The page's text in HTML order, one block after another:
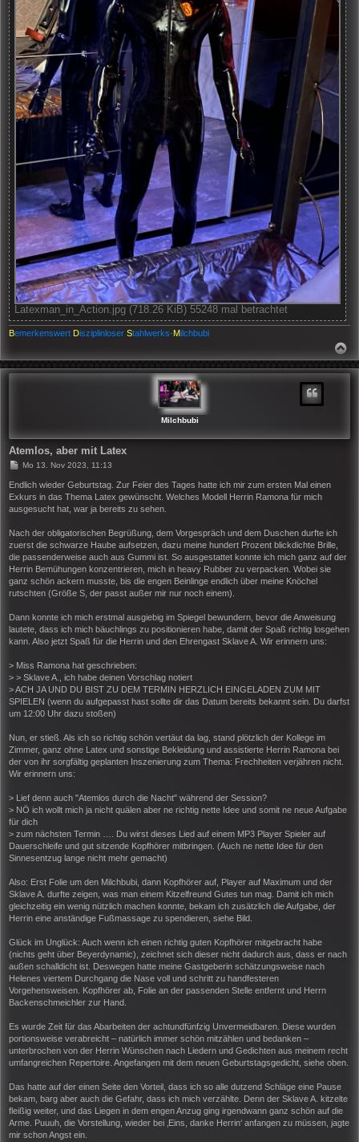
Latexman_in_Action.jpg (718.26 KiB) 55248 mal betrachtet
Bemerkenswert Disziplinloser Stahlwerks-Milchbubi
Milchbubi
Atemlos, aber mit Latex
B
i
t
r
a
Mo 13. Nov 2023, 11:13
Endlich wieder Geburtstag. Zur Feier des Tages hatte ich mir zum ersten Mal einen
Exkurs in das Thema Latex gewünscht. Welches Modell Herrin Ramona für mich
ausgesucht hat, war ja bereits zu sehen.
Nach der obligatorischen Begrüßung, dem Vorgespräch und dem Duschen durfte ich
zuerst die schwarze Haube aufsetzen, dazu meine hundert Prozent blickdichte Brille,
die passenderweise auch aus Gummi ist. So ausgestattet konnte ich mich ganz auf der
Herrin Bemühungen konzentrieren, mich in heavy Rubber zu verpacken. Wobei sie
ganz schön ackern musste, bis die engen Beinlinge endlich über meine Knöchel
rutschten (Größe S, der passt außer mir nur noch einem).
Dann konnte ich mich erstmal ausgiebig im Spiegel bewundern, bevor die Anweisung
lautete, dass ich mich bäuchlings zu positionieren habe, damit der Spaß richtig losgehen
kann. Also jetzt Spaß für die Herrin und den Ehrengast Sklave A. Wir erinnern uns:
> Miss Ramona hat geschrieben:
> > Sklave A., ich habe deinen Vorschlag notiert
> ACH JA UND DU BIST ZU DEM TERMIN HERZLICH EINGELADEN ZUM MIT
SPIELEN (wenn du aufgepasst hast sollte dir das Datum bereits bekannt sein. Du darfst
um 12:00 Uhr dazu stoßen)
Nun, er stieß. Als ich so richtig schön vertäut da lag, stand plötzlich der Kollege im
Zimmer, ganz ohne Latex und sonstige Bekleidung und assistierte Herrin Ramona bei
der von ihr sorgfältig geplanten Inszenierung zum Thema: Frechheiten verjähren nicht.
Wir erinnern uns:
> Lief denn auch "Atemlos durch die Nacht" während der Session?
> NÖ ich wollt mich ja nicht quälen aber ne richtig nette Idee und somit ne neue Aufgabe
für dich
> zum nächsten Termin …. Du wirst dieses Lied auf einem MP3 Player Spieler auf
Dauerschleife und gut sitzende Kopfhörer mitbringen. (Auch ne nette Idee für den
Sinnesentzug lange nicht mehr gemacht)
Also: Erst Folie um den Milchbubi, dann Kopfhörer auf, Player auf Maximum und der
Sklave A. durfte zeigen, was man einem Kitzelfreund Gutes tun mag. Damit ich mich
gleichzeitig ein wenig nützlich machen konnte, bekam ich zusätzlich die Aufgabe, der
Herrin eine anständige Fußmassage zu spendieren, siehe Bild.
Glück im Unglück: Auch wenn ich einen richtig guten Kopfhörer mitgebracht habe
(nichts geht über Beyerdynamic), zeichnet sich dieser nicht dadurch aus, dass er nach
außen schalldicht ist. Deswegen hatte meine Gastgeberin schätzungsweise nach
Helenes viertem Durchgang die Nase voll und schritt zu handfesteren
Vorgehensweisen. Kopfhörer ab, Folie an der passenden Stelle entfernt und Herrn
Backenschmeichler zur Hand.
Es wurde Zeit für das Abarbeiten der achtundfünfzig Unvermeidbaren. Diese wurden
portionsweise verabreicht – natürlich immer schön mitzählen und bedanken –
unterbrochen von der Herrin Wünschen nach Liedern und Gedichten aus meinem recht
umfangreichen Repertoire. Angefangen mit dem neuen Geburtstagsgedicht, siehe oben.
Das hatte auf der einen Seite den Vorteil, dass ich so alle dutzend Schläge eine Pause
bekam, barg aber auch die Gefahr, dass ich mich verzählte. Denn der Sklave A. kitzelte
fleißig weiter, und das Liegen in dem engen Anzug ging irgendwann ganz schön auf die
Arme. Puuuh, die Vorstellung, wieder bei ‚Eins, danke Herrin‘ anfangen zu müssen, jagte
mir schon Angst ein.